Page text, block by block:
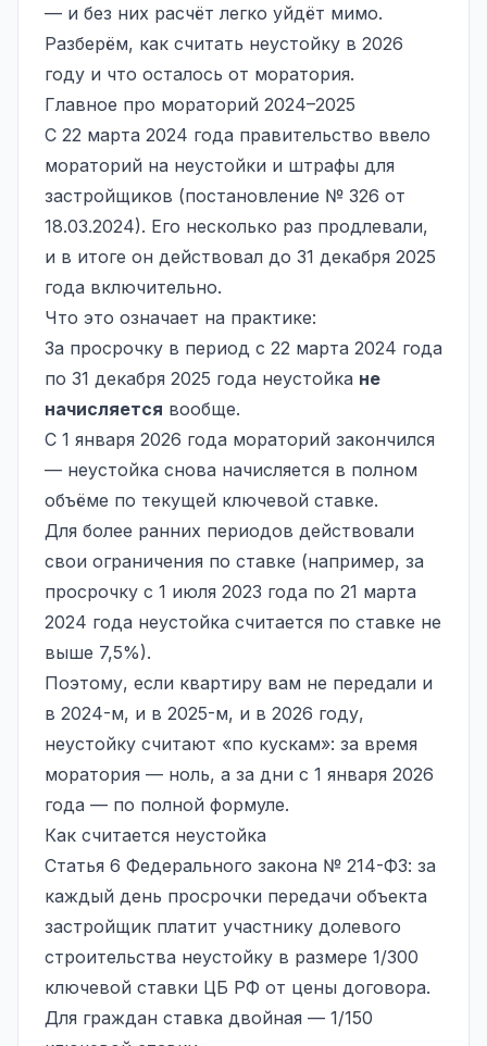
— и без них расчёт легко уйдёт мимо.
Разберём, как считать неустойку в 2026
году и что осталось от моратория.
Главное про мораторий 2024–2025
С 22 марта 2024 года правительство ввело
мораторий на неустойки и штрафы для
застройщиков (постановление № 326 от
18.03.2024). Его несколько раз продлевали,
и в итоге он действовал до 31 декабря 2025
года включительно.
Что это означает на практике:
За просрочку в период с 22 марта 2024 года
по 31 декабря 2025 года неустойка не
начисляется вообще.
С 1 января 2026 года мораторий закончился
— неустойка снова начисляется в полном
объёме по текущей ключевой ставке.
Для более ранних периодов действовали
свои ограничения по ставке (например, за
просрочку с 1 июля 2023 года по 21 марта
2024 года неустойка считается по ставке не
выше 7,5%).
Поэтому, если квартиру вам не передали и
в 2024-м, и в 2025-м, и в 2026 году,
неустойку считают «по кускам»: за время
моратория — ноль, а за дни с 1 января 2026
года — по полной формуле.
Как считается неустойка
Статья 6 Федерального закона № 214-ФЗ: за
каждый день просрочки передачи объекта
застройщик платит участнику долевого
строительства неустойку в размере 1/300
ключевой ставки ЦБ РФ от цены договора.
Для граждан ставка двойная — 1/150